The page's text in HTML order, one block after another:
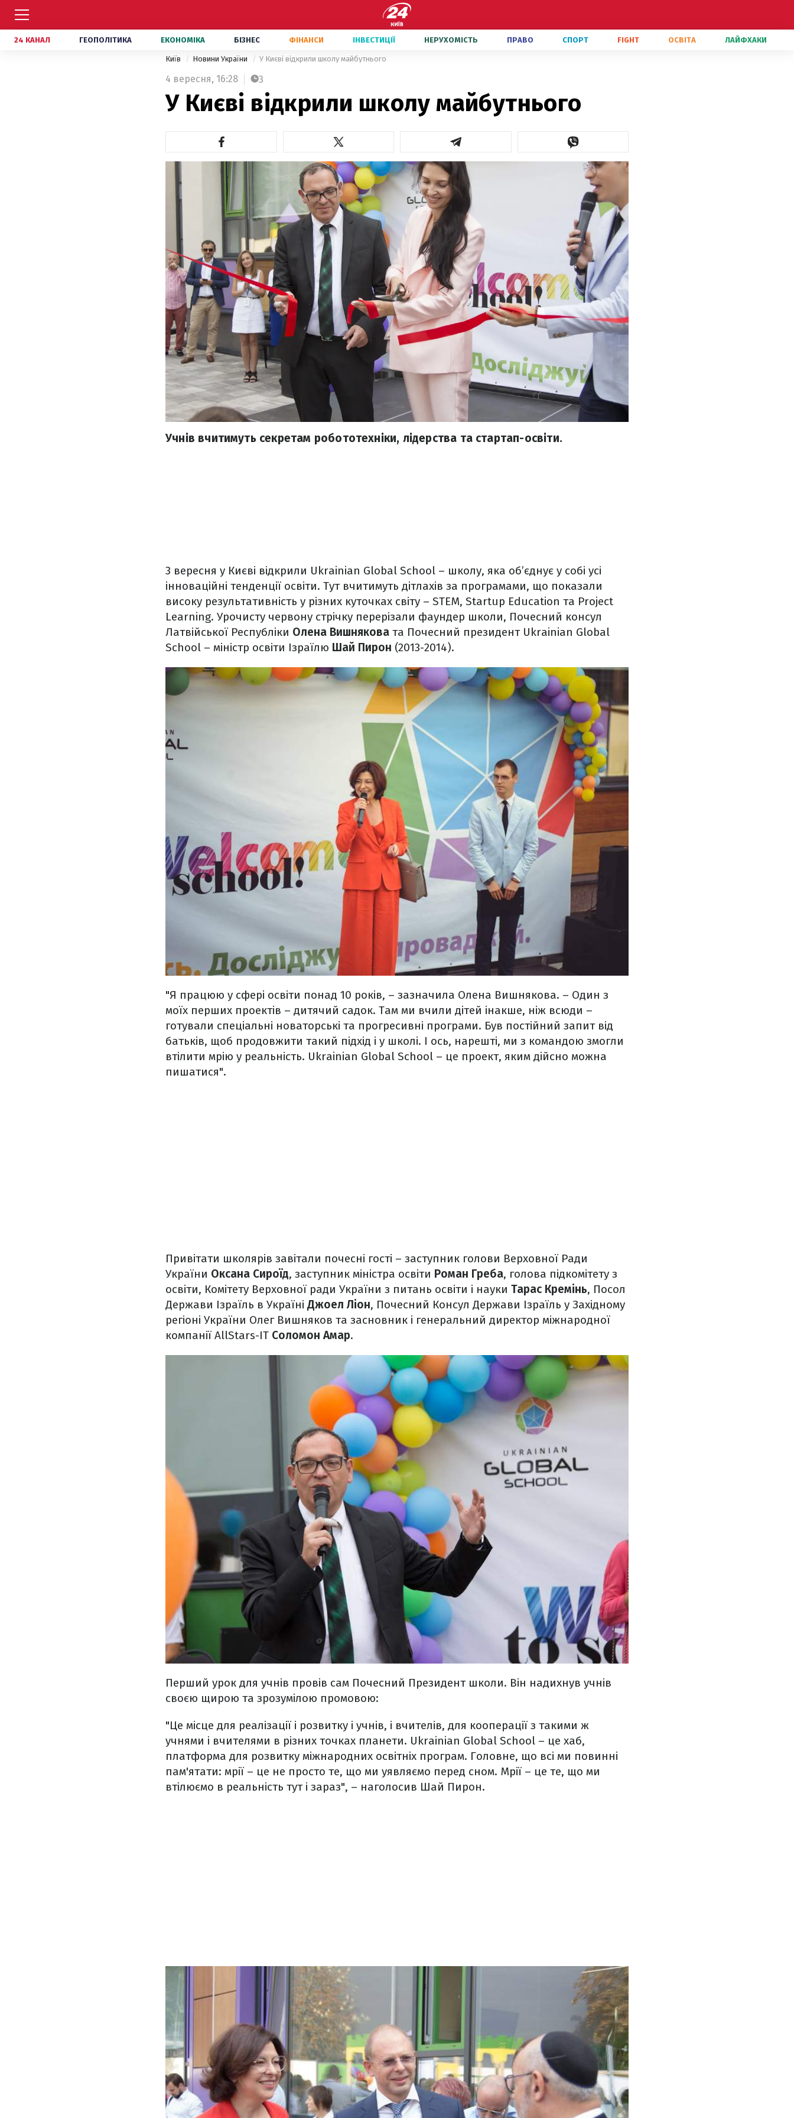
24 КАНАЛ ГЕОПОЛІТИКА ЕКОНОМІКА БІЗНЕС ФІНАНСИ ІНВЕСТИЦІЇ НЕРУХОМІСТЬ ПРАВО СПОРТ FIGHT ОСВІТА ЛАЙФХАКИ
Київ Новини України У Києві відкрили школу майбутнього
4 вересня, 16:28 3
У Києві відкрили школу майбутнього
Учнів вчитимуть секретам робототехніки, лідерства та стартап-освіти.
3 вересня у Києві відкрили Ukrainian Global School – школу, яка об’єднує у собі усі
інноваційні тенденції освіти. Тут вчитимуть дітлахів за програмами, що показали
високу результативність у різних куточках світу – STEM, Startup Education та Project
Learning. Урочисту червону стрічку перерізали фаундер школи, Почесний консул
Латвійської Республіки Олена Вишнякова та Почесний президент Ukrainian Global
School – міністр освіти Ізраїлю Шай Пирон (2013-2014).
"Я працюю у сфері освіти понад 10 років, – зазначила Олена Вишнякова. – Один з
моїх перших проектів – дитячий садок. Там ми вчили дітей інакше, ніж всюди –
готували спеціальні новаторські та прогресивні програми. Був постійний запит від
батьків, щоб продовжити такий підхід і у школі. І ось, нарешті, ми з командою змогли
втілити мрію у реальність. Ukrainian Global School – це проект, яким дійсно можна
пишатися".
Привітати школярів завітали почесні гості – заступник голови Верховної Ради
України Оксана Сироїд, заступник міністра освіти Роман Греба, голова підкомітету з
освіти, Комітету Верховної ради України з питань освіти і науки Тарас Кремінь, Посол
Держави Ізраїль в Україні Джоел Ліон, Почесний Консул Держави Ізраїль у Західному
регіоні України Олег Вишняков та засновник і генеральний директор міжнародної
компанії AllStars-IT Соломон Амар.
Перший урок для учнів провів сам Почесний Президент школи. Він надихнув учнів
своєю щирою та зрозумілою промовою:
"Це місце для реалізації і розвитку і учнів, і вчителів, для кооперації з такими ж
учнями і вчителями в різних точках планети. Ukrainian Global School – це хаб,
платформа для розвитку міжнародних освітніх програм. Головне, що всі ми повинні
пам'ятати: мрії – це не просто те, що ми уявляємо перед сном. Мрії – це те, що ми
втілюємо в реальність тут і зараз", – наголосив Шай Пирон.